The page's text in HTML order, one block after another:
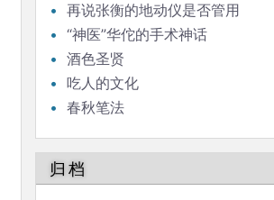
再说张衡的地动仪是否管用
“神医”华佗的手术神话
酒色圣贤
吃人的文化
春秋笔法
归档